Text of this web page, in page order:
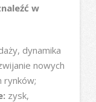
w
dynamika
nowych
rynków;
zysk,